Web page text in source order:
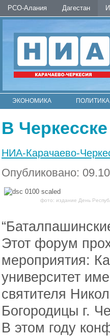
РСО-Алания Дагестан
ЭКОНОМИКА ПОЛИТИКА
В
НИА-Карачаево-
Опубликовано:
фото: издание День
Этот форум
мероприятия:
университет
святителя
Богородицы г.
В этом году